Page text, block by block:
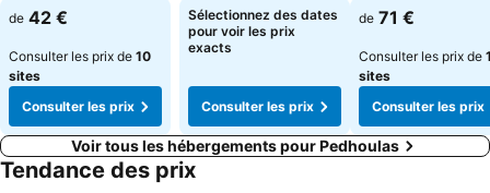
de 42 €
Consulter les prix de 10
sites
Consulter les prix
Consulter les prix
Sélectionnez des dates
pour voir les prix
exacts
Consulter les prix
Consulter les
de 71 €
Consulter les prix de
sites
Consulter les prix
Voir tous les hébergements pour Pedhoulas
Tendance des prix